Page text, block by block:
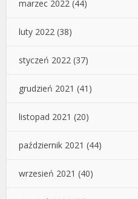
marzec 2022 (44)
luty 2022 (38)
styczeń 2022 (37)
grudzień 2021 (41)
listopad 2021 (20)
październik 2021 (44)
wrzesień 2021 (40)